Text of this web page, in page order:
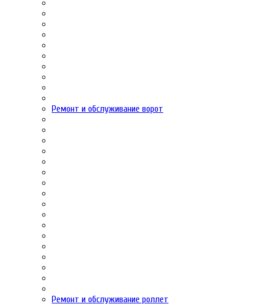
Ремонт и обслуживание ворот
Ремонт и обслуживание роллет